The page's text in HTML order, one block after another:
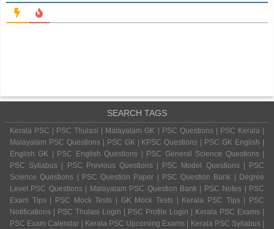
SEARCH TAGS
Kerala PSC | PSC Thulasi | Malayalam GK | PSC Questions | PSC Kerala |
Malayalam PSC Questions | PSC GK | KPSC Questions | PSC GK English |
English GK | PSC English Questions | PSC General Science Questions |
PSC Syllabus | PSC Previous Questions | PSC Model Questions | PSC
Science Questions | PSC Question Paper | PSC Question Bank | Degree
Level PSC Questions | Malayalam PSC Question Bank | PSC Notes | PSC
Exam Tips | PSC Mock Tests | GK Mock Tests | Kerala PSC Tips | PSC
Notifications | PSC Thulasi Login | PSC Profile Login | Kerala PSC Exams |
PSC Exam Calendar | Kerala PSC Upcoming Exams | Kerala PSC Syllabus |